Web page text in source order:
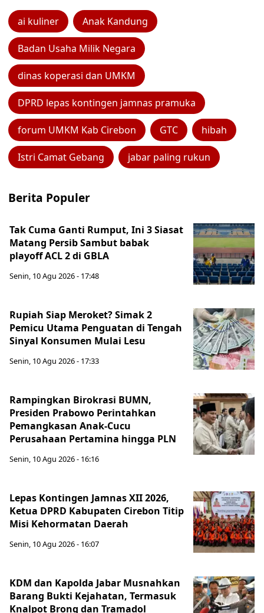
ai kuliner Anak Kandung
Badan Usaha Milik Negara
dinas koperasi dan UMKM
DPRD lepas kontingen jamnas pramuka
forum UMKM Kab Cirebon GTC hibah
Istri Camat Gebang jabar paling rukun
Berita Populer
Tak Cuma Ganti Rumput, Ini 3 Siasat
Matang Persib Sambut babak
playoff ACL 2 di GBLA
Senin, 10 Agu 2026 - 17:48
Rupiah Siap Meroket? Simak 2
Pemicu Utama Penguatan di Tengah
Sinyal Konsumen Mulai Lesu
Senin, 10 Agu 2026 - 17:33
Rampingkan Birokrasi BUMN,
Presiden Prabowo Perintahkan
Pemangkasan Anak-Cucu
Perusahaan Pertamina hingga PLN
Senin, 10 Agu 2026 - 16:16
Lepas Kontingen Jamnas XII 2026,
Ketua DPRD Kabupaten Cirebon Titip
Misi Kehormatan Daerah
Senin, 10 Agu 2026 - 16:07
KDM dan Kapolda Jabar Musnahkan
Barang Bukti Kejahatan, Termasuk
Knalpot Brong dan Tramadol